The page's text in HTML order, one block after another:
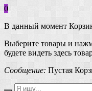
0
В данный момент
Выберите товары и
будете видеть здесь
Сообщение: Пустая